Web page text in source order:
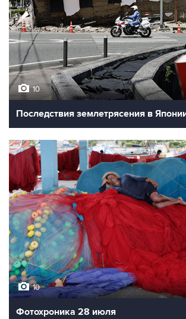
10
Последствия землетрясения в
10
Фотохроника 28 июля